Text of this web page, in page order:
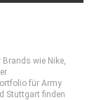
Brands wie Nike,
für Army
Stuttgart finden